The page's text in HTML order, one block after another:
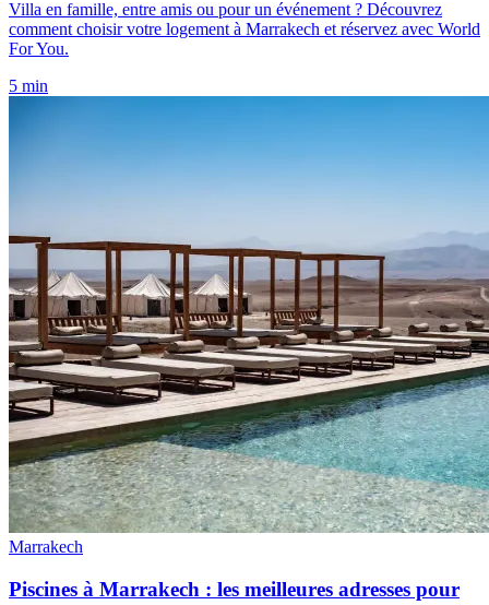
Villa en famille, entre amis ou pour un événement ? Découvrez
comment choisir votre logement à Marrakech et réservez avec World
For You.
5 min
Marrakech
Piscines à Marrakech : les meilleures adresses pour